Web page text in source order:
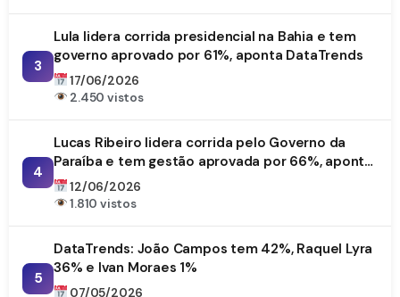
3
Lula lidera corrida presidencial na Bahia e tem
governo aprovado por 61%, aponta DataTrends
17/06/2026
2.450 vistos
4
Lucas Ribeiro lidera corrida pelo Governo da
Paraíba e tem gestão aprovada por 66%, aponta
DataTrends
12/06/2026
1.810 vistos
5
DataTrends: João Campos tem 42%, Raquel Lyra
36% e Ivan Moraes 1%
07/05/2026